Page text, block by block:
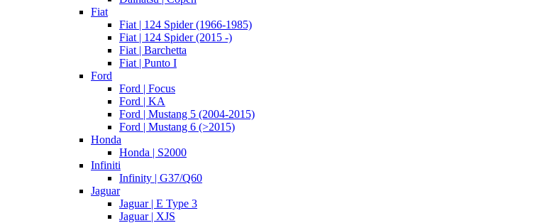
Fiat
Fiat | 124 Spider (1966-1985)
Fiat | 124 Spider (2015 -)
Fiat | Barchetta
Fiat | Punto I
Ford
Ford | Focus
Ford | KA
Ford | Mustang 5 (2004-2015)
Ford | Mustang 6 (>2015)
Honda
Honda | S2000
Infiniti
Infinity | G37/Q60
Jaguar
Jaguar | E Type 3
Jaguar | XJS